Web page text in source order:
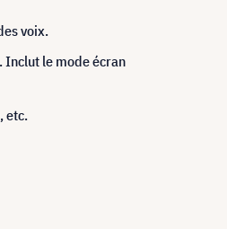
voix.
Inclut le mode écran
etc.